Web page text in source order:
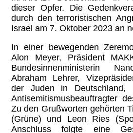
dieser Opfer. Die
durch den terroristischen
Israel am 7. Oktober 2023 an
In einer bewegenden
Alon Meyer, Präsident
Bundesinnenministerin
Abraham Lehrer,
der Juden in Deutschland,
Antisemitismusbeauftragter
Zu den Grußworten gehörten
(Grüne) und Leon Ries
Anschluss folgte eine